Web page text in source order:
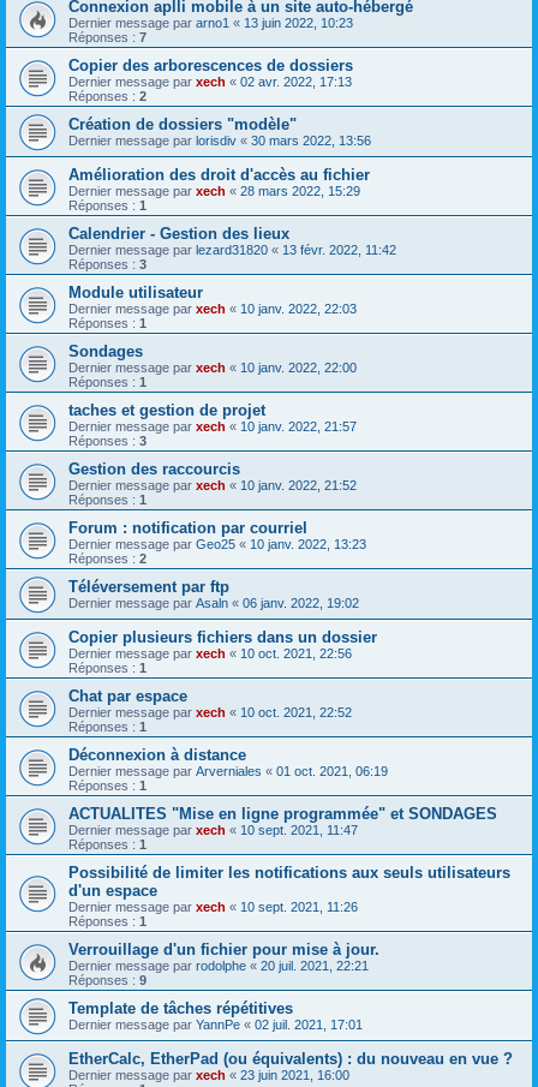
Connexion aplli mobile à un site auto-hébergé
Dernier message par arno1 « 13 juin 2022, 10:23
Réponses : 7
Copier des arborescences de dossiers
Dernier message par xech « 02 avr. 2022, 17:13
Réponses : 2
Création de dossiers "modèle"
Dernier message par lorisdiv « 30 mars 2022, 13:56
Amélioration des droit d'accès au fichier
Dernier message par xech « 28 mars 2022, 15:29
Réponses : 1
Calendrier - Gestion des lieux
Dernier message par lezard31820 « 13 févr. 2022, 11:42
Réponses : 3
Module utilisateur
Dernier message par xech « 10 janv. 2022, 22:03
Réponses : 1
Sondages
Dernier message par xech « 10 janv. 2022, 22:00
Réponses : 1
taches et gestion de projet
Dernier message par xech « 10 janv. 2022, 21:57
Réponses : 3
Gestion des raccourcis
Dernier message par xech « 10 janv. 2022, 21:52
Réponses : 1
Forum : notification par courriel
Dernier message par Geo25 « 10 janv. 2022, 13:23
Réponses : 2
Téléversement par ftp
Dernier message par Asaln « 06 janv. 2022, 19:02
Copier plusieurs fichiers dans un dossier
Dernier message par xech « 10 oct. 2021, 22:56
Réponses : 1
Chat par espace
Dernier message par xech « 10 oct. 2021, 22:52
Réponses : 1
Déconnexion à distance
Dernier message par Arverniales « 01 oct. 2021, 06:19
Réponses : 1
ACTUALITES "Mise en ligne programmée" et SONDAGES
Dernier message par xech « 10 sept. 2021, 11:47
Réponses : 1
Possibilité de limiter les notifications aux seuls utilisateurs
d'un espace
Dernier message par xech « 10 sept. 2021, 11:26
Réponses : 1
Verrouillage d'un fichier pour mise à jour.
Dernier message par rodolphe « 20 juil. 2021, 22:21
Réponses : 9
Template de tâches répétitives
Dernier message par YannPe « 02 juil. 2021, 17:01
EtherCalc, EtherPad (ou équivalents) : du nouveau en vue ?
Dernier message par xech « 23 juin 2021, 16:00